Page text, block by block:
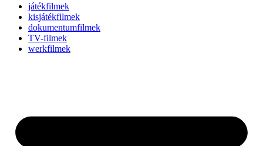
játékfilmek
kisjátékfilmek
dokumentumfilmek
TV-filmek
werkfilmek